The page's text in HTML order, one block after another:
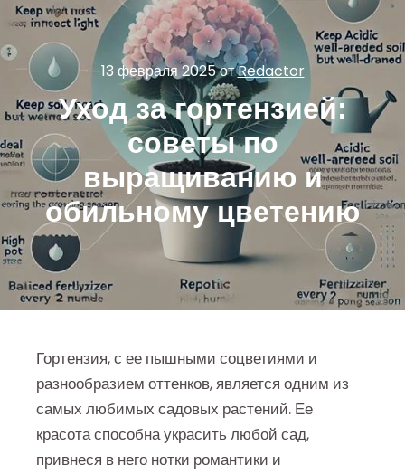
13 февраля 2025отRedactor
Уход за гортензией:
советы по
выращиванию и
обильному цветению
Гортензия, с ее пышными соцветиями и
разнообразием оттенков, является одним из
самых любимых садовых растений. Ее
красота способна украсить любой сад,
привнеся в него нотки романтики и